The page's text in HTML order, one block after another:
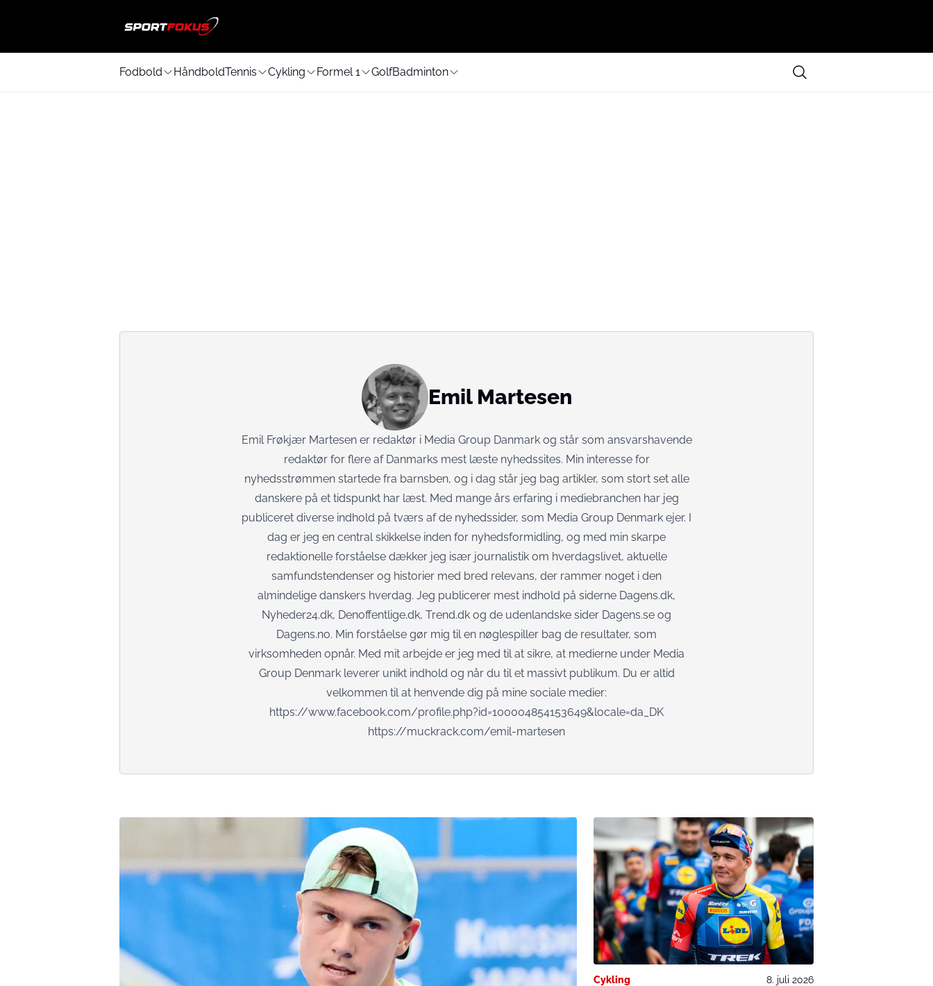
Fodbold HåndboldTennis Cykling Formel 1 GolfBadminton
Emil Martesen
Emil Frøkjær Martesen er redaktør i Media Group Danmark og står som ansvarshavende
redaktør for flere af Danmarks mest læste nyhedssites. Min interesse for
nyhedsstrømmen startede fra barnsben, og i dag står jeg bag artikler, som stort set alle
danskere på et tidspunkt har læst. Med mange års erfaring i mediebranchen har jeg
publiceret diverse indhold på tværs af de nyhedssider, som Media Group Denmark ejer. I
dag er jeg en central skikkelse inden for nyhedsformidling, og med min skarpe
redaktionelle forståelse dækker jeg især journalistik om hverdagslivet, aktuelle
samfundstendenser og historier med bred relevans, der rammer noget i den
almindelige danskers hverdag. Jeg publicerer mest indhold på siderne Dagens.dk,
Nyheder24.dk, Denoffentlige.dk, Trend.dk og de udenlandske sider Dagens.se og
Dagens.no. Min forståelse gør mig til en nøglespiller bag de resultater, som
virksomheden opnår. Med mit arbejde er jeg med til at sikre, at medierne under Media
Group Denmark leverer unikt indhold og når du til et massivt publikum. Du er altid
velkommen til at henvende dig på mine sociale medier:
https://www.facebook.com/profile.php?id=100004854153649&locale=da_DK
https://muckrack.com/emil-martesen
Cykling 8. juli 2026